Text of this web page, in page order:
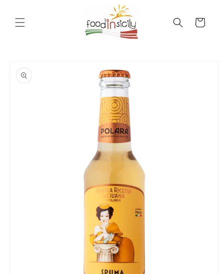
ai contenuti
Carrello
informazioni
prodotto